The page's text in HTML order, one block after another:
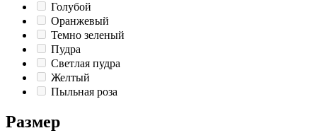
Голубой
Оранжевый
Темно зеленый
Пудра
Светлая пудра
Желтый
Пыльная роза
Размер